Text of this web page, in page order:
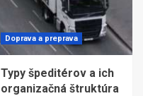
Doprava a preprava
Typy špeditérov a ich
organizačná štruktúra